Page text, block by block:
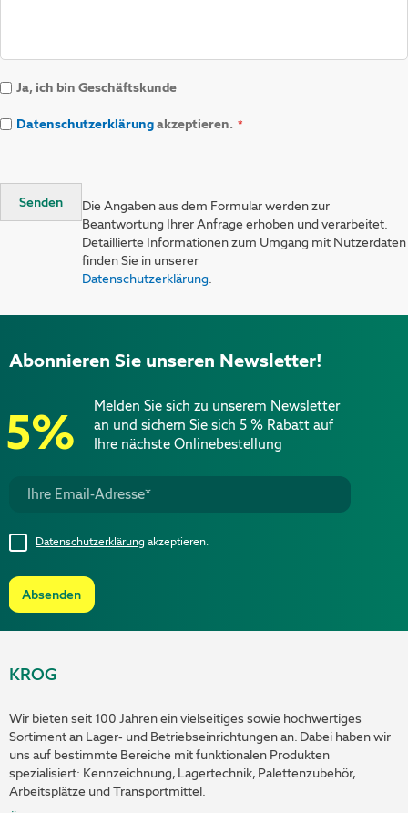
Ja, ich bin Geschäftskunde
Datenschutzerklärungakzeptieren.
Senden
Die Angaben aus dem Formular werden zur
Beantwortung Ihrer Anfrage erhoben und verarbeitet.
Detaillierte Informationen zum Umgang mit Nutzerdaten
finden Sie in unserer
Datenschutzerklärung.
Abonnieren Sie unseren Newsletter!
5%
Melden Sie sich zu unserem Newsletter
an und sichern Sie sich 5 % Rabatt auf
Ihre nächste Onlinebestellung
Absenden
Datenschutzerklärung akzeptieren.
KROG
Wir bieten seit 100 Jahren ein vielseitiges sowie hochwertiges
Sortiment an Lager- und Betriebseinrichtungen an. Dabei haben wir
uns auf bestimmte Bereiche mit funktionalen Produkten
spezialisiert: Kennzeichnung, Lagertechnik, Palettenzubehör,
Arbeitsplätze und Transportmittel.